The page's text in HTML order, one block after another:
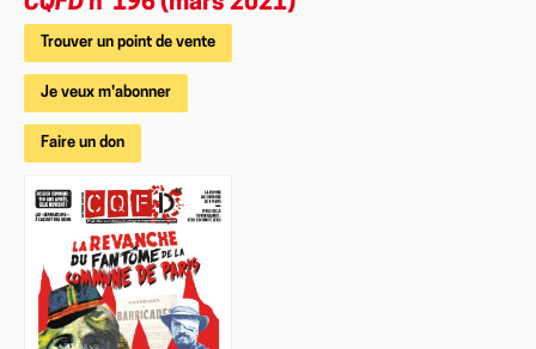
Trouver un point de vente
Je veux m'abonner
Faire un don